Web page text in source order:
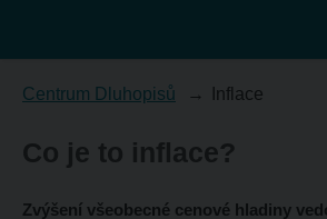
Centrum Dluhopisů Inflace
Co je to inflace?
Zvýšení všeobecné cenové hladiny